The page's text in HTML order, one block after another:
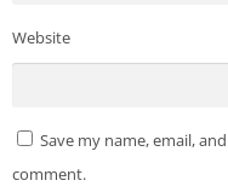
Website
Save my name, email,
comment.